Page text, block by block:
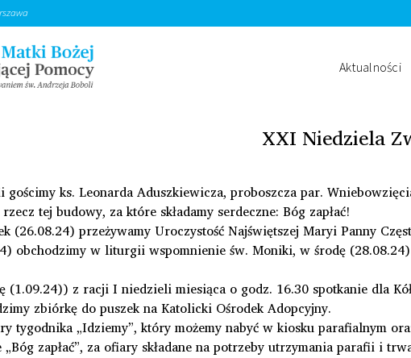
Aktualności
XXI Niedziela
gościmy ks. Leonarda Aduszkiewicza, proboszcza par.
tej budowy, za które składamy serdeczne: Bóg zapłać!
(26.08.24) przeżywamy Uroczystość Najświętszej Maryi Panny
obchodzimy w liturgii wspomnienie św. Moniki, w środę
(1.09.24)) z racji I niedzieli miesiąca o godz. 16.30 spotkanie dla
zbiórkę do puszek na Katolicki Ośrodek Adopcyjny.
tygodnika „Idziemy”, który możemy nabyć w kiosku parafialnym
„Bóg zapłać”, za ofiary składane na potrzeby utrzymania parafii i